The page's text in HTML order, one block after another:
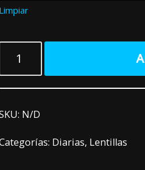
Limpiar
N/D
Diarias, Lentillas